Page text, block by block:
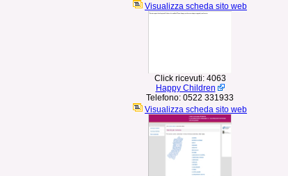
Visualizza scheda sito web
Click ricevuti: 4063
Happy Children
Telefono: 0522 331933
Visualizza scheda sito web